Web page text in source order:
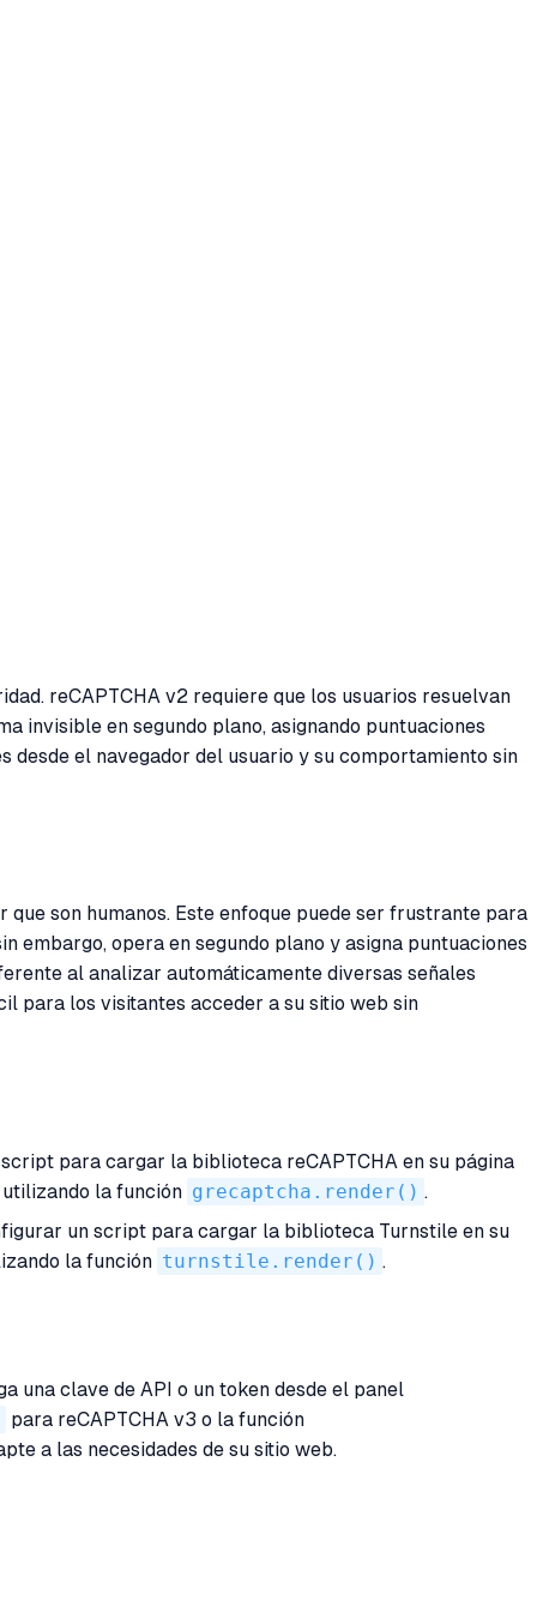
reCAPTCHA v2 requiere que los usuarios resuelvan
invisible en segundo plano, asignando puntuaciones
el navegador del usuario y su comportamiento sin
son humanos. Este enfoque puede ser frustrante para
embargo, opera en segundo plano y asigna puntuaciones
al analizar automáticamente diversas señales
para los visitantes acceder a su sitio web sin
para cargar la biblioteca reCAPTCHA en su página
la función grecaptcha.render() .
un script para cargar la biblioteca Turnstile en su
la función turnstile.render() .
una clave de API o un token desde el panel
para reCAPTCHA v3 o la función
a las necesidades de su sitio web.